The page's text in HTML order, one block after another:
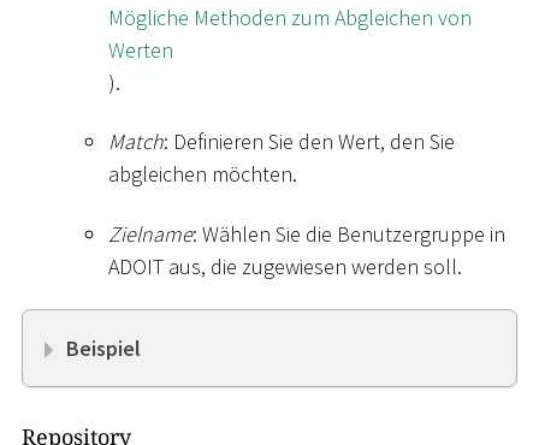
Mögliche Methoden zum Abgleichen von
Werten
).
Match: Definieren Sie den Wert, den Sie
abgleichen möchten.
Zielname: Wählen Sie die Benutzergruppe in
ADOIT aus, die zugewiesen werden soll.
Beispiel
Repository